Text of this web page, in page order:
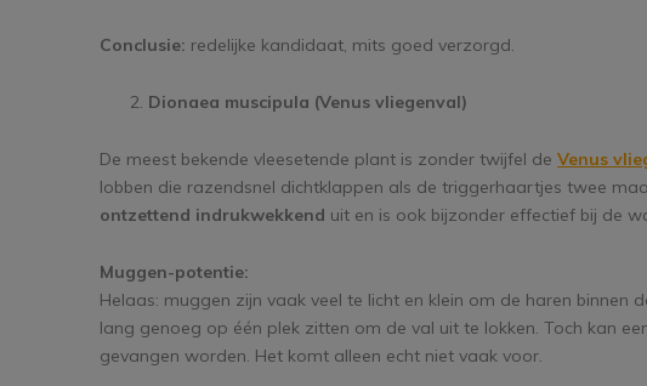
Conclusie: redelijke kandidaat, mits goed verzorgd.
Dionaea muscipula (Venus vliegenval)
De meest bekende vleesetende plant is zonder twijfel de Venus
lobben die razendsnel dichtklappen als de triggerhaartjes twee
ontzettend indrukwekkend uit en is ook bijzonder effectief bij de
Muggen-potentie:
Helaas: muggen zijn vaak veel te licht en klein om de haren binnen
lang genoeg op één plek zitten om de val uit te lokken. Toch kan
gevangen worden. Het komt alleen echt niet vaak voor.